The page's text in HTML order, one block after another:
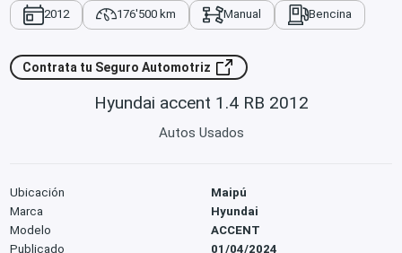
2012 176'500 km Manual Bencina
Contrata tu Seguro Automotriz
Hyundai accent 1.4 RB 2012
Autos Usados
Ubicación
Maipú
Marca
Hyundai
Modelo
ACCENT
Publicado
01/04/2024